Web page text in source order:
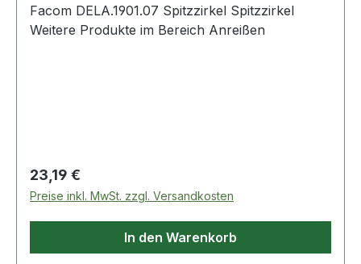
Facom DELA.1901.07 Spitzzirkel Spitzzirkel
Weitere Produkte im Bereich Anreißen
Regulärer Preis:
23,19 €
Preise inkl. MwSt. zzgl. Versandkosten
In den Warenkorb